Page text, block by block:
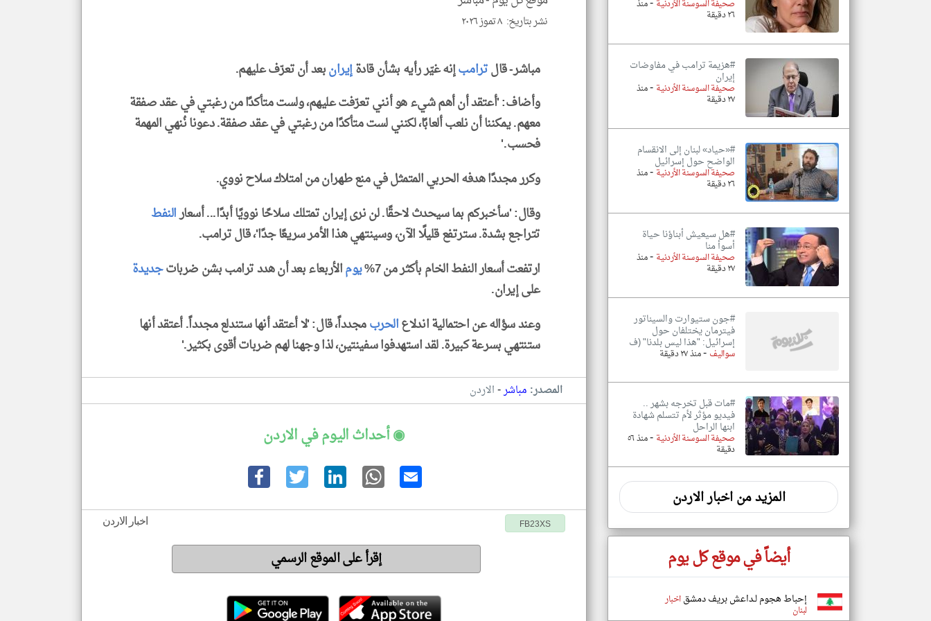
نشر بتاريخ: ٨ تموز ٢٠٢٦
مباشر- قالترامبإنه غيّر رأيه بشأن قادةإيرانبعد أن تعرّف عليهم.
وأضاف: 'أعتقد أن أهم شيء هو أنني تعرّفت عليهم، ولست متأكدًا من رغبتي في عقد صفقة
معهم. يمكننا أن نلعب ألعابًا، لكنني لست متأكدًا من رغبتي في عقد صفقة. دعونا نُنهي المهمة
فحسب.'
وكرر مجددًا هدفه الحربي المتمثل في منع طهران من امتلاك سلاح نووي.
وقال: 'سأخبركم بما سيحدث لاحقًا. لن نرى إيران تمتلك سلاحًا نوويًا أبدًا... أسعارالنفط
تتراجع بشدة. سترتفع قليلًا الآن، وسينتهي هذا الأمر سريعًا جدًا'، قال ترامب.
ارتفعت أسعار النفط الخام بأكثر من 7%
يومالأربعاء بعد أن هدد ترامب بشن ضرباتجديدة
على إيران.
وعند سؤاله عن احتمالية اندلاعالحربمجدداً، قال: 'لا أعتقد أنها ستندلع مجدداً. أعتقد أنها
ستنتهي بسرعة كبيرة. لقد استهدفوا سفينتين، لذا وجهنا لهم ضربات أقوى بكثير.'
المصدر: مباشر-الاردن
◉ أحداث اليوم في الاردن
اخبار الاردن FB23XS
إقرأ على الموقع الرسمي
صحيفة السوسنة الأردنية منذ
٢٦ دقيقة
#هزيمة ترامب في مفاوضات
إيران
صحيفة السوسنة الأردنية -منذ
٢٧ دقيقة
#«حياد» لبنان إلى الانقسام
الواضح حول إسرائيل
صحيفة السوسنة الأردنية-منذ
٢٦ دقيقة
#هل سيعيش أبناؤنا حياة
أسوأ منا
صحيفة السوسنة الأردنية -منذ
٢٧ دقيقة
#جون ستيوارت والسيناتور
فيترمان يختلفان حول
إسرائيل: "هذا ليس بلدنا" (ف
سواليف-منذ ٢٧ دقيقة
#مات قبل تخرجه بشهر ..
فيديو مؤثر لأم تتسلم شهادة
ابنها الراحل
صحيفة السوسنة الأردنية - منذ ٥٦
دقيقة
المزيد من اخبار الاردن
أيضاً في موقع كل يوم
إحباط هجوم لـداعش بريف دمشقاخبار
لبنان
klyoum.com